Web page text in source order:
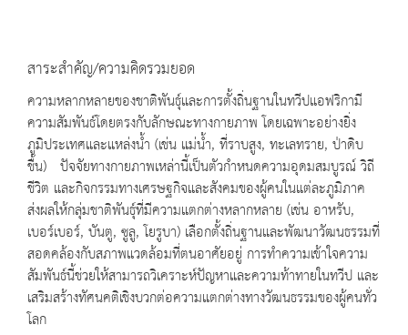
สาระสำคัญ/ความคิดรวมยอด
ความหลากหลายของชาติพันธุ์และการตั้งถิ่นฐานในทวีปแอฟริกามี
ความสัมพันธ์โดยตรงกับลักษณะทางกายภาพ โดยเฉพาะอย่างยิ่ง
ภูมิประเทศและแหล่งน้ำ (เช่น แม่น้ำ, ที่ราบสูง, ทะเลทราย, ป่าดิบ
ชื้น) ปัจจัยทางกายภาพเหล่านี้เป็นตัวกำหนดความอุดมสมบูรณ์ วิถี
ชีวิต และกิจกรรมทางเศรษฐกิจและสังคมของผู้คนในแต่ละภูมิภาค
ส่งผลให้กลุ่มชาติพันธุ์ที่มีความแตกต่างหลากหลาย (เช่น อาหรับ,
เบอร์เบอร์, บันตู, ซูลู, โยรูบา) เลือกตั้งถิ่นฐานและพัฒนาวัฒนธรรมที่
สอดคล้องกับสภาพแวดล้อมที่ตนอาศัยอยู่ การทำความเข้าใจความ
สัมพันธ์นี้ช่วยให้สามารถวิเคราะห์ปัญหาและความท้าทายในทวีป และ
เสริมสร้างทัศนคติเชิงบวกต่อความแตกต่างทางวัฒนธรรมของผู้คนทั่ว
โลก